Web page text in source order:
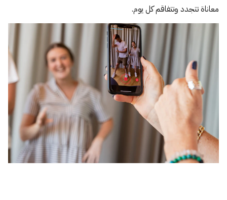
معاناة تتجدد وتتفاقم كل يوم.